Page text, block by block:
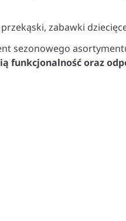
zabawki
sezonowego
funkcjonalność oraz